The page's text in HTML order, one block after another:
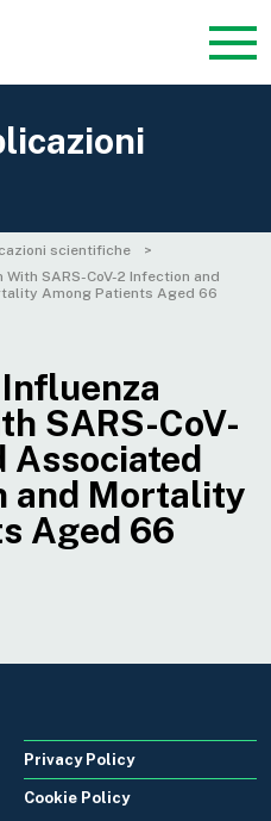
scientifiche
SARS-CoV-2 Infection and
Among Patients Aged 66
SARS-CoV-
Associated
and Mortality
Aged 66
Privacy Policy
Cookie Policy